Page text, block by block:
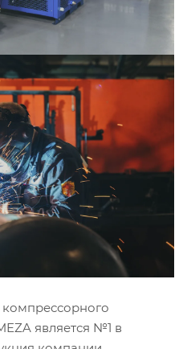
является №1 в